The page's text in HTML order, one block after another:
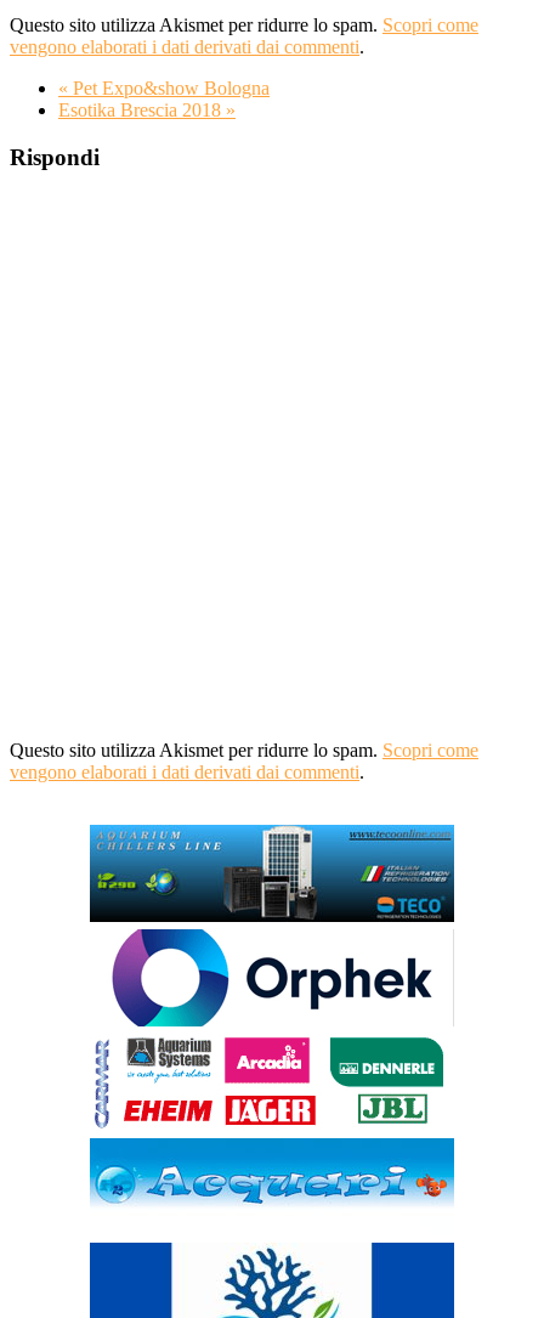
Questo sito utilizza Akismet per ridurre lo spam. Scopri come
vengono elaborati i dati derivati dai commenti.
« Pet Expo&show Bologna
Esotika Brescia 2018 »
Rispondi
Questo sito utilizza Akismet per ridurre lo spam. Scopri come
vengono elaborati i dati derivati dai commenti.